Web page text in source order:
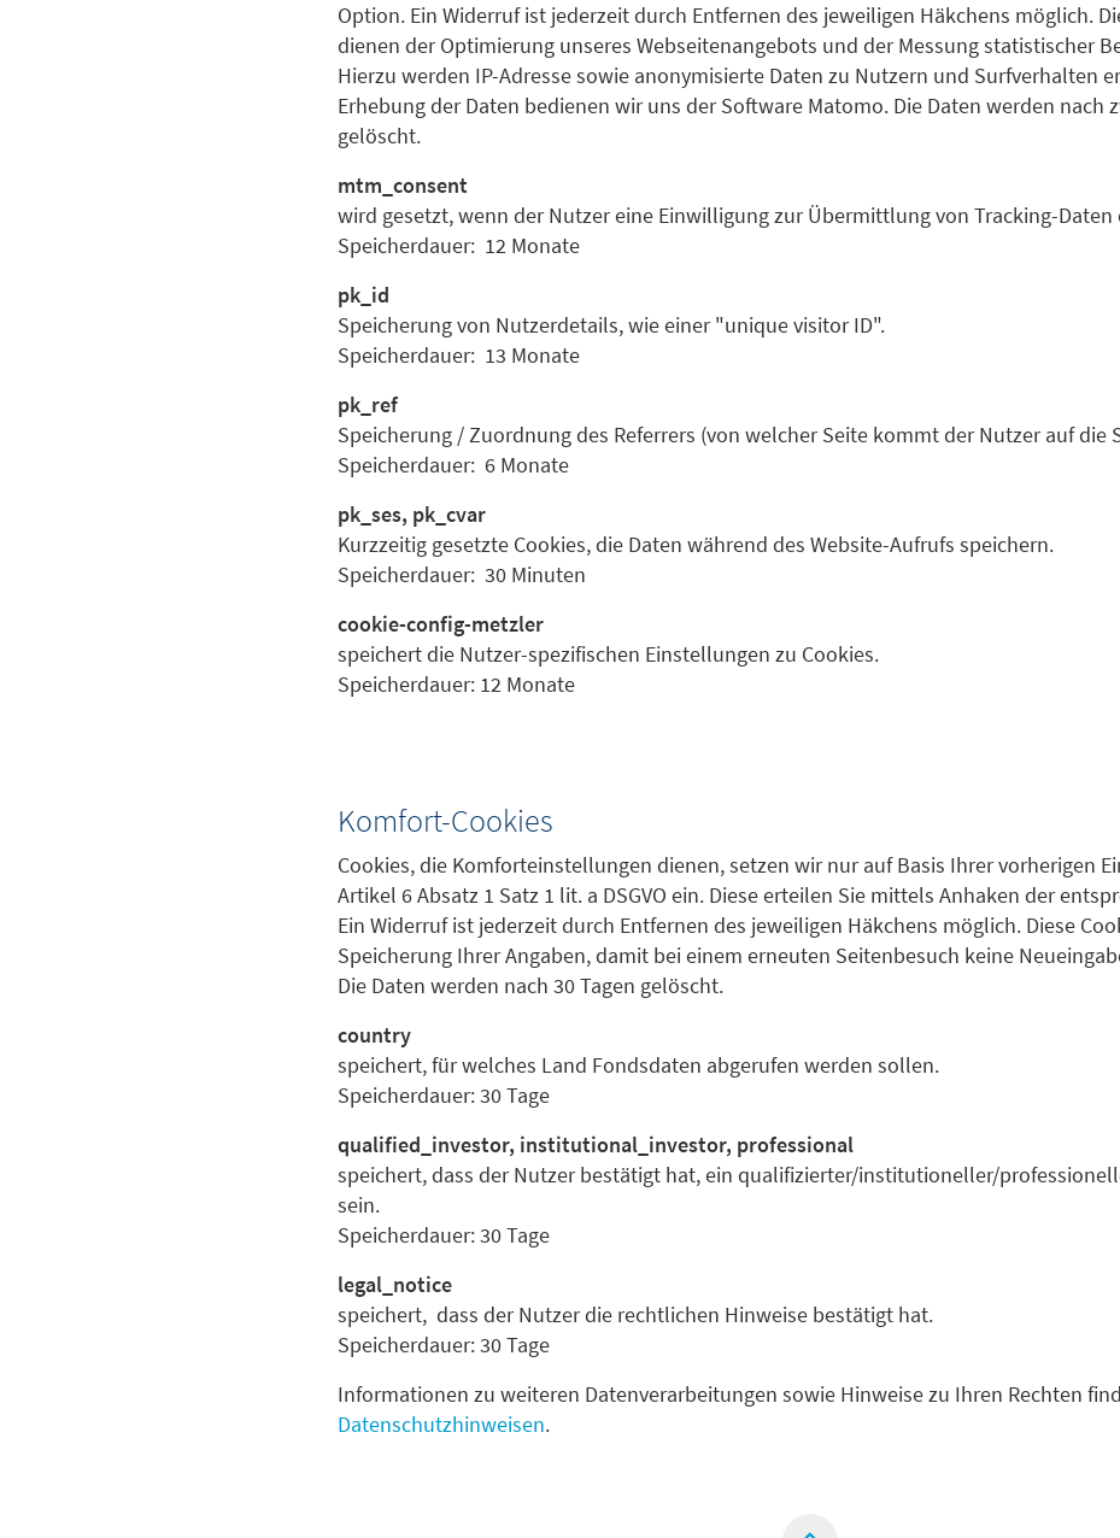
Option. Ein Widerruf ist jederzeit durch Entfernen des jeweiligen Häkchens möglich.
dienen der Optimierung unseres Webseitenangebots und der Messung statistischer
Hierzu werden IP-Adresse sowie anonymisierte Daten zu Nutzern und Surfverhalten
Erhebung der Daten bedienen wir uns der Software Matomo. Die Daten werden nach
gelöscht.
mtm_consent
wird gesetzt, wenn der Nutzer eine Einwilligung zur Übermittlung von Tracking-
Speicherdauer: 12 Monate
pk_id
Speicherung von Nutzerdetails, wie einer "unique visitor ID".
Speicherdauer: 13 Monate
pk_ref
Speicherung / Zuordnung des Referrers (von welcher Seite kommt der Nutzer auf die
Speicherdauer: 6 Monate
pk_ses, pk_cvar
Kurzzeitig gesetzte Cookies, die Daten während des Website-Aufrufs speichern.
Speicherdauer: 30 Minuten
cookie-config-metzler
speichert die Nutzer-spezifischen Einstellungen zu Cookies.
Speicherdauer: 12 Monate
Komfort-Cookies
Cookies, die Komforteinstellungen dienen, setzen wir nur auf Basis Ihrer vorherigen
Artikel 6 Absatz 1 Satz 1 lit. a DSGVO ein. Diese erteilen Sie mittels Anhaken der
Ein Widerruf ist jederzeit durch Entfernen des jeweiligen Häkchens möglich. Diese
Speicherung Ihrer Angaben, damit bei einem erneuten Seitenbesuch keine
Die Daten werden nach 30 Tagen gelöscht.
country
speichert, für welches Land Fondsdaten abgerufen werden sollen.
Speicherdauer: 30 Tage
qualified_investor, institutional_investor, professional
speichert, dass der Nutzer bestätigt hat, ein qualifizierter/institutioneller/
sein.
Speicherdauer: 30 Tage
legal_notice
speichert, dass der Nutzer die rechtlichen Hinweise bestätigt hat.
Speicherdauer: 30 Tage
Informationen zu weiteren Datenverarbeitungen sowie Hinweise zu Ihren Rechten
Datenschutzhinweisen.